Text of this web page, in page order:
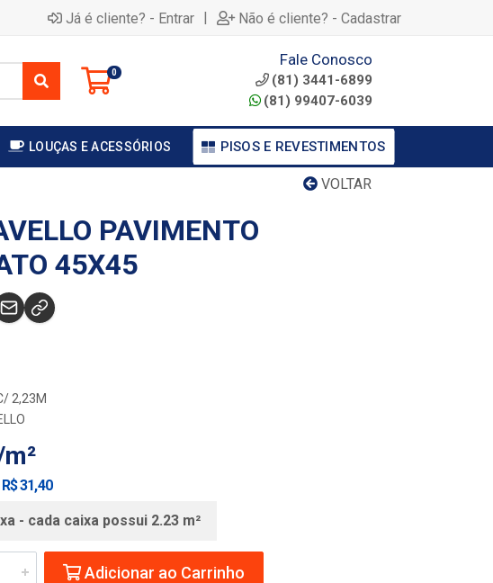
Já é cliente? - Entrar | Não é cliente? - Cadastrar
0
Fale Conosco
(81) 3441-6899
(81) 99407-6039
LOUÇAS E ACESSÓRIOS PISOS E REVESTIMENTOS
VOLTAR
PAVIMENTO
45X45
2,23M
31,40
- cada caixa possui 2.23 m²
Adicionar ao Carrinho